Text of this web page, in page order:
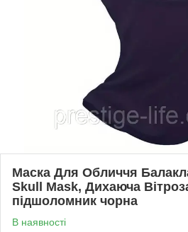
Маска Для Обличчя
Skull Mask, Дихаюча
підшоломник чорна
В наявності